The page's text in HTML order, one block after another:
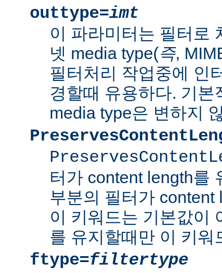
outtype=imt
이 파라미터는 필터로
넷 media type(즉,
필터처리 작업중에 인
경할때 유용하다. 기본
media type은 변하지
터가 content length를
부분의 필터가
이 키워드는 기본값이
를 유지할때만 이 키워
ftype=filtertype